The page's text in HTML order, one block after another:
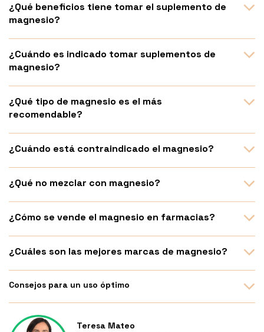
¿Qué beneficios tiene tomar el suplemento de
magnesio?
¿Cuándo es indicado tomar suplementos de
magnesio?
¿Qué tipo de magnesio es el más
recomendable?
¿Cuándo está contraindicado el magnesio?
¿Qué no mezclar con magnesio?
¿Cómo se vende el magnesio en farmacias?
¿Cuáles son las mejores marcas de magnesio?
Consejos para un uso óptimo
Teresa Mateo